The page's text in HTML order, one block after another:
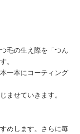
毛の生え際を「つん
。
一本にコーティング
せていきます。
めします。さらに毎